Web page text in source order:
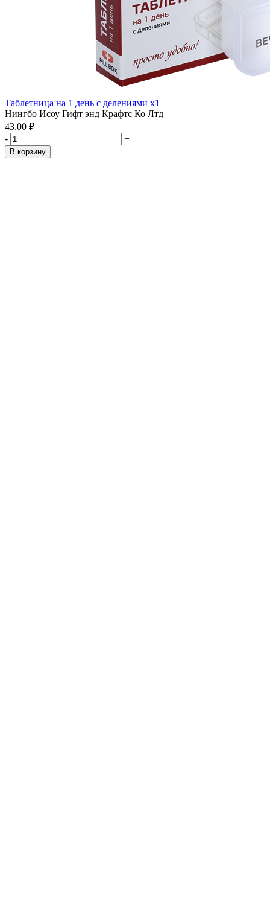
Таблетница на 1 день с делениями x1
Нингбо Исоу Гифт энд Крафтс Ко Лтд
43.00 ₽
-
+
В корзину